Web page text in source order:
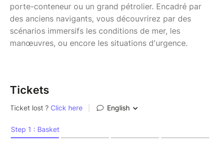
porte-conteneur ou un grand pétrolier. Encadré par
des anciens navigants, vous découvrirez par des
scénarios immersifs les conditions de mer, les
manœuvres, ou encore les situations d'urgence.
Tickets